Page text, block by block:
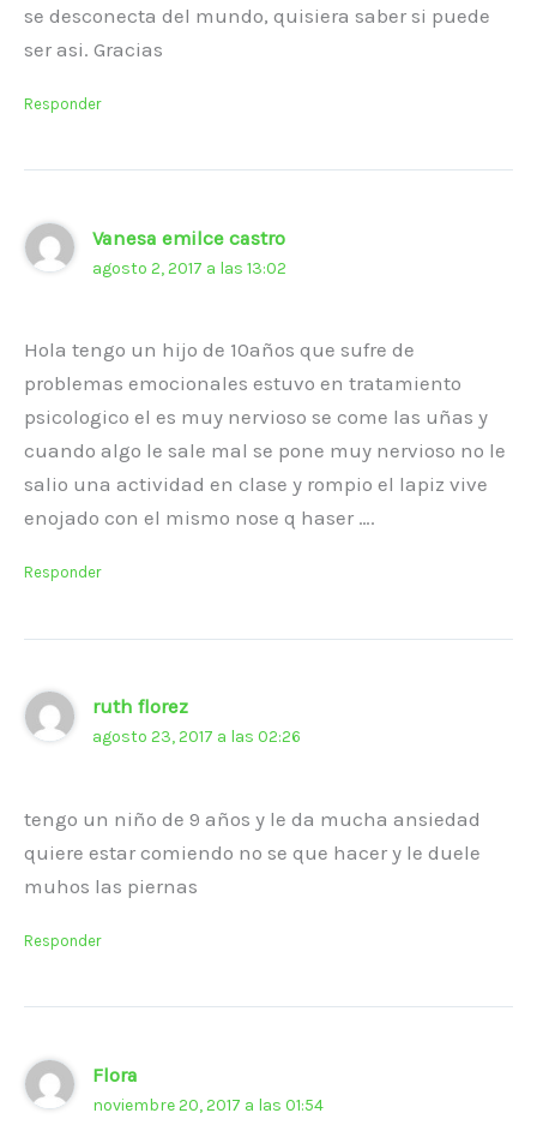
se desconecta del mundo, quisiera saber si puede
ser asi. Gracias
Responder
Vanesa emilce castro
agosto 2, 2017 a las 13:02
Hola tengo un hijo de 10años que sufre de
problemas emocionales estuvo en tratamiento
psicologico el es muy nervioso se come las uñas y
cuando algo le sale mal se pone muy nervioso no le
salio una actividad en clase y rompio el lapiz vive
enojado con el mismo nose q haser ….
Responder
ruth florez
agosto 23, 2017 a las 02:26
tengo un niño de 9 años y le da mucha ansiedad
quiere estar comiendo no se que hacer y le duele
muhos las piernas
Responder
Flora
noviembre 20, 2017 a las 01:54